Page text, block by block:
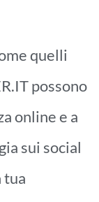
quelli
possono
online e a
sui social
tua